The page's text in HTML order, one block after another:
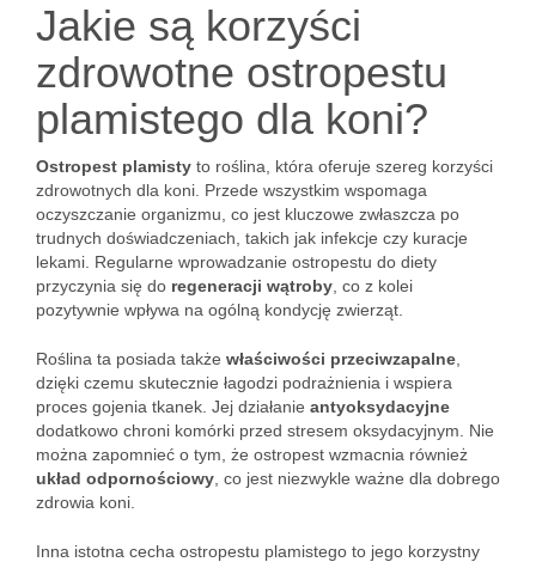
Jakie są korzyści
zdrowotne ostropestu
plamistego dla koni?
Ostropest plamisty to roślina, która oferuje szereg korzyści
zdrowotnych dla koni. Przede wszystkim wspomaga
oczyszczanie organizmu, co jest kluczowe zwłaszcza po
trudnych doświadczeniach, takich jak infekcje czy kuracje
lekami. Regularne wprowadzanie ostropestu do diety
przyczynia się do regeneracji wątroby , co z kolei
pozytywnie wpływa na ogólną kondycję zwierząt.
Roślina ta posiada także właściwości przeciwzapalne
dzięki czemu skutecznie łagodzi podrażnienia i wspiera
proces gojenia tkanek. Jej działanie antyoksydacyjne
dodatkowo chroni komórki przed stresem oksydacyjnym. Nie
można zapomnieć o tym, że ostropest wzmacnia również
układ odpornościowy , co jest niezwykle ważne dla dobrego
zdrowia koni.
Inna istotna cecha ostropestu plamistego to jego korzystny